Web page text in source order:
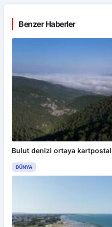
Benzer Haberler
Bulut denizi ortaya
DÜNYA